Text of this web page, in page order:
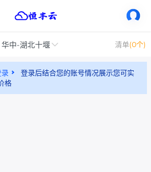
华中-湖北十堰 清单(0个)
录
登录后结合您的账号情况展示您可实
格